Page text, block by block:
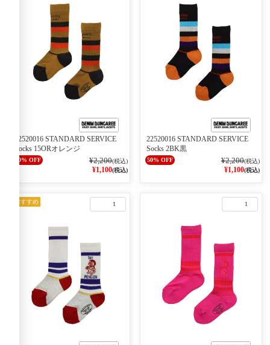
50% OFF
22520016 STANDARD SERVICE
Socks 15ORオレンジ
¥2,200(税込)
¥1,100(税込)
50% OFF
22520016 STANDARD SERVICE
Socks 2BK黒
¥2,200(税込)
¥1,100(税込)
1
おすすめ 1